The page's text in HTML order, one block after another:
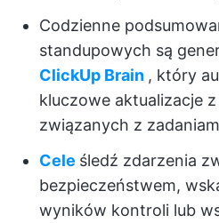
Codzienne
standupowych są
ClickUp Brain , który
kluczowe aktualizacje
związanych z
Cele śledź zdarzenia
bezpieczeństwem,
wyników kontroli lub